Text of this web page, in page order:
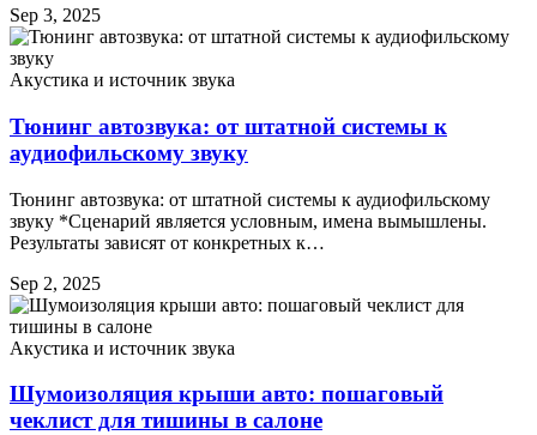
Sep 3, 2025
Акустика и источник звука
Тюнинг автозвука: от штатной системы к
аудиофильскому звуку
Тюнинг автозвука: от штатной системы к аудиофильскому
звуку *Сценарий является условным, имена вымышлены.
Результаты зависят от конкретных к…
Sep 2, 2025
Акустика и источник звука
Шумоизоляция крыши авто: пошаговый
чеклист для тишины в салоне